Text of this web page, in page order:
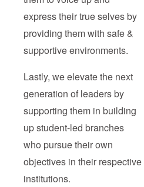
express their true selves by
providing them with safe &
supportive environments.
Lastly, we elevate the next
generation of leaders by
supporting them in building
up student-led branches
who pursue their own
objectives in their respective
institutions.